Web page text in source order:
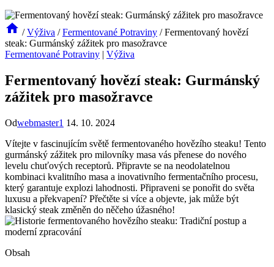
/ Výživa / Fermentované Potraviny / Fermentovaný hovězí
steak: Gurmánský zážitek pro masožravce
Fermentované Potraviny | Výživa
Fermentovaný hovězí steak: Gurmánský
zážitek pro masožravce
Odwebmaster1 14. 10. 2024
Vítejte v fascinujícím světě fermentovaného hovězího steaku! Tento
gurmánský zážitek pro milovníky masa vás přenese do nového
levelu chuťových receptorů. Připravte se na neodolatelnou
kombinaci kvalitního masa a inovativního fermentačního procesu,
který garantuje explozi lahodnosti. Připraveni se ponořit do světa
luxusu a překvapení? Přečtěte si více a objevte, jak může být
klasický steak změněn do něčeho úžasného!
Obsah